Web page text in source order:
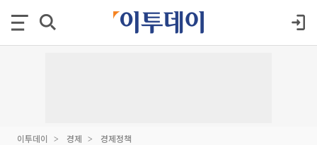
이투데이 경제 경제정책